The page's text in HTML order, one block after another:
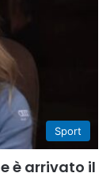
Sport
è arrivato il